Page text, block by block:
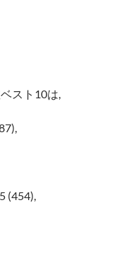
スト10は,
(454),